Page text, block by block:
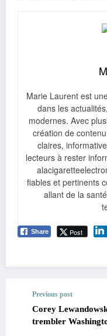
Marie Laurent est
dans les
modernes. Avec
création de
claires,
lecteurs à rester
fiables et pertinents
allant de la
Share Post
Previous post
Corey
trembler